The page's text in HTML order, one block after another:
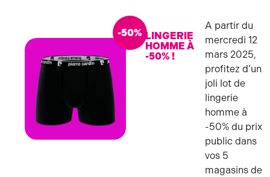
-50% LINGERIE
HOMME À
-50% !
A partir du
mercredi 12
mars 2025,
profitez d’un
joli lot de
lingerie
homme à
-50% du prix
public dans
vos 5
magasins de